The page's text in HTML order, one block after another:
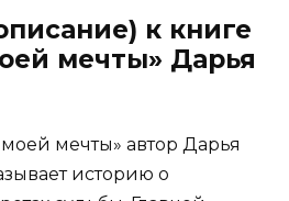
к книге
мечты» Дарья
мечты» автор Дарья
историю о